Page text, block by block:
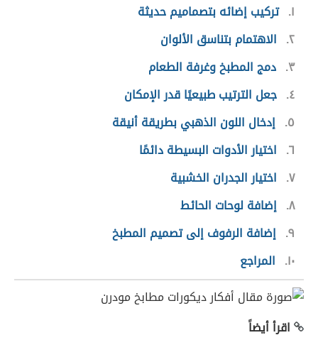
١ تركيب إضائه بتصماميم حديثة
٢ الاهتمام بتناسق الألوان
٣ دمج المطبخ وغرفة الطعام
٤ جعل الترتيب طبيعيًا قدر الإمكان
٥ إدخال اللون الذهبي بطريقة أنيقة
٦ اختيار الأدوات البسيطة دائمًا
٧ اختيار الجدران الخشبية
٨ إضافة لوحات الحائط
٩ إضافة الرفوف إلى تصميم المطبخ
١٠
المراجع
اقرأ أيضاً